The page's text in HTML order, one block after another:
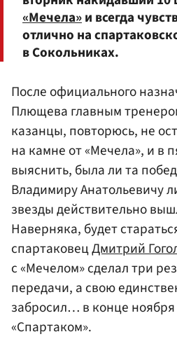
«Мечела»и всегда
отлично на
в Сокольниках.
После официального
Плющева главным
казанцы, повторюсь, не
на камне от «Мечела», и в
выяснить, была ли та
Владимиру Анатольевичу
звезды действительно
Наверняка, будет
спартаковецДмитрий
с «Мечелом» сделал три
передачи, а свою
забросил… в конце ноября
«Спартаком».